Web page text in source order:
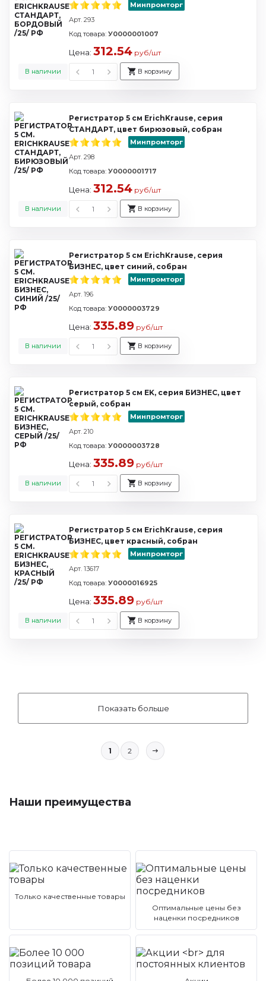
Минпромторг
Арт. 293
В наличии
Код товара: У0000001007
Цена: 312.54 руб/шт
В корзину
Регистратор 5 см ErichKrause, серия
СТАНДАРТ, цвет бирюзовый, собран
Минпромторг
Арт. 298
В наличии
Код товара: У0000001717
Цена: 312.54 руб/шт
В корзину
Регистратор 5 см ErichKrause, серия
БИЗНЕС, цвет синий, собран
Минпромторг
Арт. 196
В наличии
Код товара: У0000003729
Цена: 335.89 руб/шт
В корзину
Регистратор 5 см EK, серия БИЗНЕС, цвет
серый, собран
Минпромторг
Арт. 210
В наличии
Код товара: У0000003728
Цена: 335.89 руб/шт
В корзину
Регистратор 5 см ErichKrause, серия
БИЗНЕС, цвет красный, собран
Минпромторг
Арт. 13617
В наличии
Код товара: У0000016925
Цена: 335.89 руб/шт
В корзину
Показать больше
1 2
Наши преимущества
Только качественные товары
Оптимальные цены без
наценки посредников